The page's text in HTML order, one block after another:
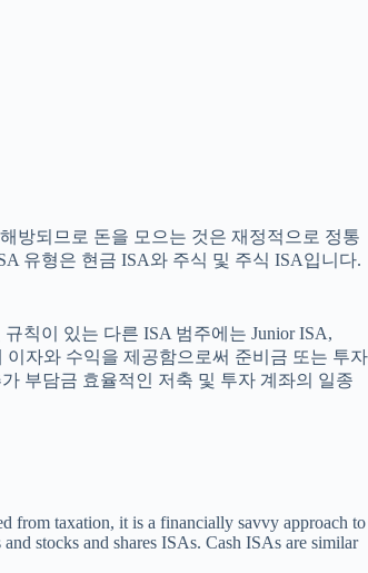
방되므로 돈을 모으는 것은 재정적으로 정통
유형은 현금 ISA와 주식 및 주식 ISA입니다.
칙이 있는 다른 ISA 범주에는 Junior ISA,
이자와 수익을 제공함으로써 준비금 또는 투자
부담금 효율적인 저축 및 투자 계좌의 일종
from taxation, it is a financially savvy approach to
stocks and shares ISAs. Cash ISAs are similar